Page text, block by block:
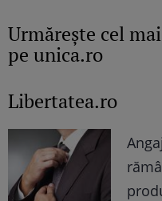
Urmăreşte cel
pe unica.ro
Libertatea.ro